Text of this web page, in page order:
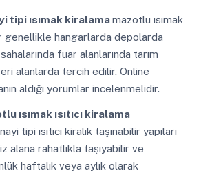
tipi ısımak kiralamamazotlu ısımak
genellikle hangarlarda depolarda
fuar alanlarında tarım
alanlarda tercih edilir. Online
aldığı yorumlar incelenmelidir.
ısımak ısıtıcı kiralama
tipi ısıtıcı kiralık taşınabilir yapıları
alana rahatlıkla taşıyabilir ve
haftalık veya aylık olarak